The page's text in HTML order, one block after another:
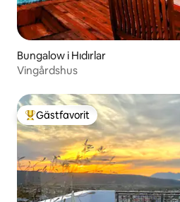
Bungalow i Hıdırlar
Vingårdshus
Populär gästfavorit
Gästfavorit